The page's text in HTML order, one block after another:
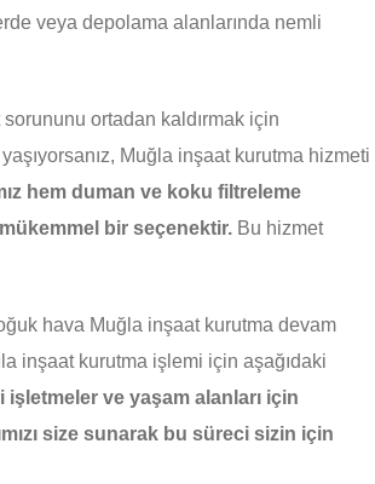
veya depolama alanlarında nemli
ortadan kaldırmak için
Muğla inşaat kurutma hizmeti
hem duman ve koku filtreleme
bir seçenektir. Bu hizmet
hava Muğla inşaat kurutma devam
inşaat kurutma işlemi için aşağıdaki
ve yaşam alanları için
size sunarak bu süreci sizin için